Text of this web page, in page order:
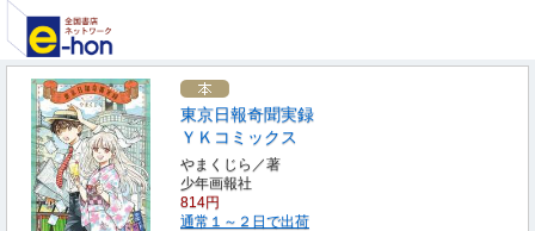
東京日報奇聞実録
ＹＫコミックス
やまくじら／著
少年画報社
814円
通常１～２日で出荷